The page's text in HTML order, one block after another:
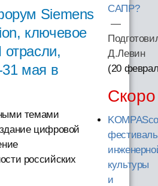
Siemens
ключевое
31 мая в
темами
цифровой
российских
САПР?
—
Д.Левин
(20
Скоро
фестиваль
культуры
и